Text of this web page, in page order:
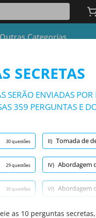
Categorias
(1/30)
SECRETAS
SERÃO ENVIADAS
359 PERGUNTAS E
30 questões II) Tomada de
29 questões IV) Abordagem
30 questões VI) Abordagem
24 questões VIII) Ajuste
as 10 perguntas